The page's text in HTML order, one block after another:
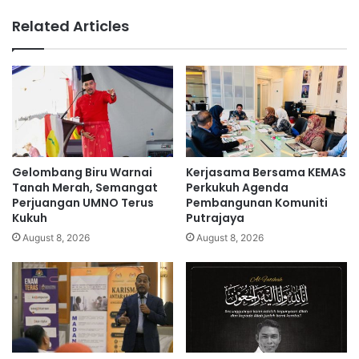
k
b
a
m
o
t
o
s
i
k
l
t
i
a
l
r
u
m
a
h
o
r
Related Articles
Gelombang Biru Warnai
Tanah Merah, Semangat
Perjuangan UMNO Terus
Kukuh
August 8, 2026
Kerjasama Bersama KEMAS
Perkukuh Agenda
Pembangunan Komuniti
Putrajaya
August 8, 2026